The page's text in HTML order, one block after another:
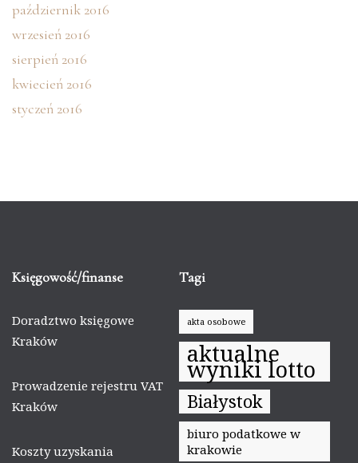
październik 2016
wrzesień 2016
sierpień 2016
kwiecień 2016
styczeń 2016
Księgowość/finanse
Doradztwo księgowe
Kraków
Prowadzenie rejestru VAT
Kraków
Koszty uzyskania
Tagi
akta osobowe
aktualne
wyniki lotto
Białystok
biuro podatkowe w
krakowie